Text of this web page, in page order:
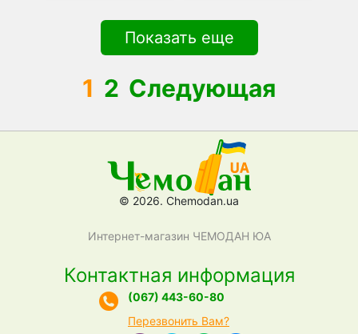
Показать еще
1 2 Следующая
© 2026. Chemodan.ua
Интернет-магазин ЧЕМОДАН ЮА
Контактная информация
(067) 443-60-80
Перезвонить Вам?